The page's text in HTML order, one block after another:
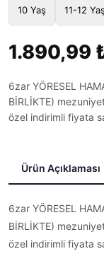
10 Yaş 11-12 Yaş
1.890,99
6zar YÖRESEL
BİRLİKTE)
özel indirimli fiyata
Ürün Açıklaması
6zar YÖRESEL
BİRLİKTE)
özel indirimli fiyata